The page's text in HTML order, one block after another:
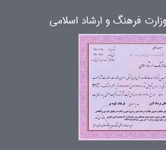
فرهنگ و ارشاد اسلامی